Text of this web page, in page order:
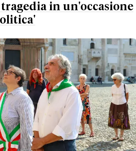
in un'occasione